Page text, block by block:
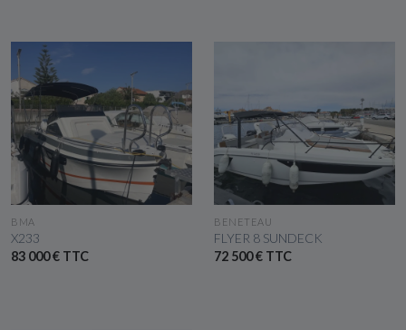
BMA
X233
83 000 € TTC
VOIR LE BATEAU
BENETEAU
FLYER 8 SUNDECK
72 500 € TTC